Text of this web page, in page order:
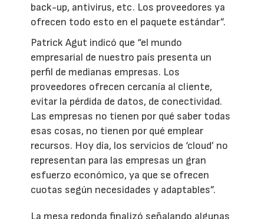
back-up, antivirus, etc. Los proveedores ya
ofrecen todo esto en el paquete estándar”.
Patrick Agut indicó que “el mundo
empresarial de nuestro país presenta un
perfil de medianas empresas. Los
proveedores ofrecen cercanía al cliente,
evitar la pérdida de datos, de conectividad.
Las empresas no tienen por qué saber todas
esas cosas, no tienen por qué emplear
recursos. Hoy día, los servicios de ‘cloud’ no
representan para las empresas un gran
esfuerzo económico, ya que se ofrecen
cuotas según necesidades y adaptables”.